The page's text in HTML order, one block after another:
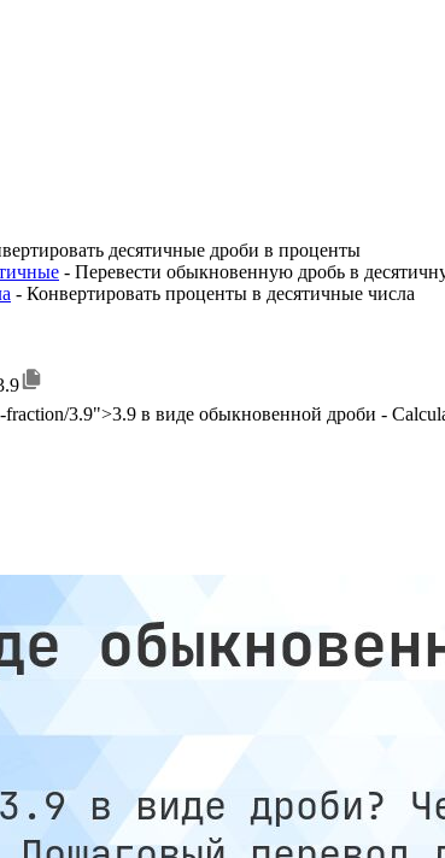
десятичные дроби в проценты
- Перевести обыкновенную дробь в
- Конвертировать проценты в десятичные числа
fraction/3.9">3.9 в виде обыкновенной дроби -